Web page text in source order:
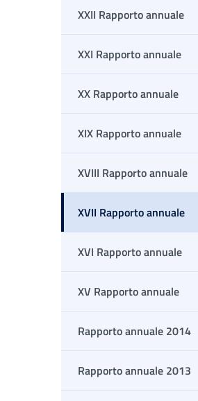
XXII Rapporto annuale
XXI Rapporto annuale
XX Rapporto annuale
XIX Rapporto annuale
XVIII Rapporto annuale
XVII Rapporto annuale
XVI Rapporto annuale
XV Rapporto annuale
Rapporto annuale 2014
Rapporto annuale 2013